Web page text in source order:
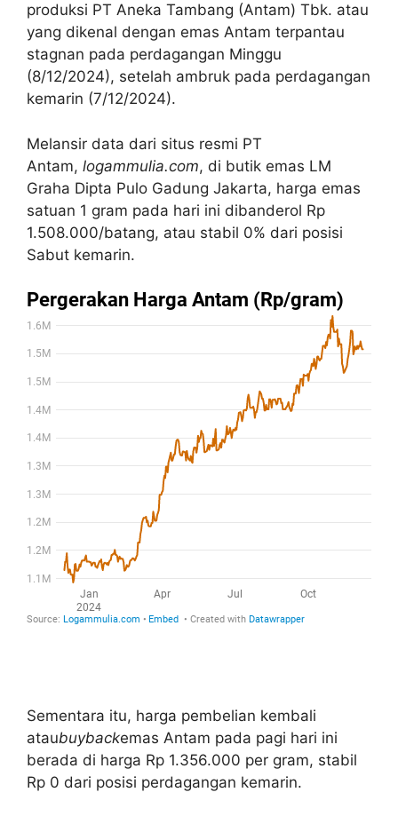
produksi PT Aneka Tambang (Antam) Tbk. atau
yang dikenal dengan emas Antam terpantau
stagnan pada perdagangan Minggu
(8/12/2024), setelah ambruk pada perdagangan
kemarin (7/12/2024).
Melansir data dari situs resmi PT
Antam, logammulia.com, di butik emas LM
Graha Dipta Pulo Gadung Jakarta, harga emas
satuan 1 gram pada hari ini dibanderol Rp
1.508.000/batang, atau stabil 0% dari posisi
Sabut kemarin.
Sementara itu, harga pembelian kembali
ataubuybackemas Antam pada pagi hari ini
berada di harga Rp 1.356.000 per gram, stabil
Rp 0 dari posisi perdagangan kemarin.